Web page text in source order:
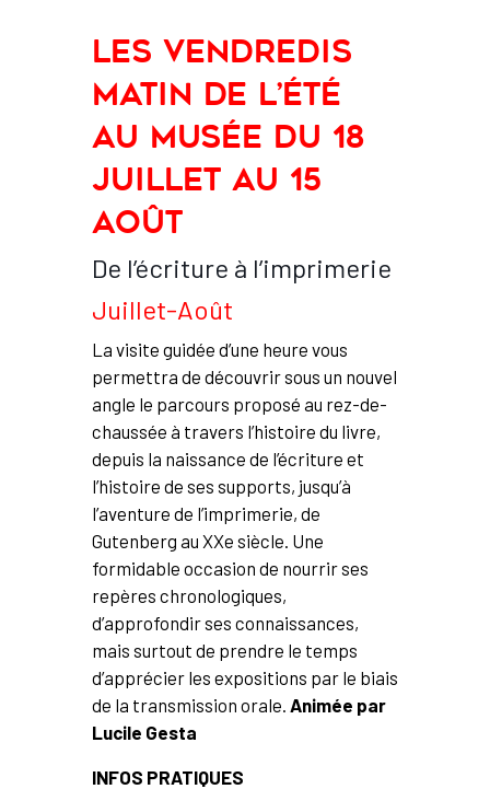
Les vendredis
matin de l’été
au Musée du 18
juillet au 15
août
De l’écriture à l’imprimerie
Juillet-Août
La visite guidée d’une heure vous
permettra de découvrir sous un nouvel
angle le parcours proposé au rez-de-
chaussée à travers l’histoire du livre,
depuis la naissance de l’écriture et
l’histoire de ses supports, jusqu’à
l’aventure de l’imprimerie, de
Gutenberg au XXe siècle. Une
formidable occasion de nourrir ses
repères chronologiques,
d’approfondir ses connaissances,
mais surtout de prendre le temps
d’apprécier les expositions par le biais
de la transmission orale. Animée par
Lucile Gesta
INFOS PRATIQUES